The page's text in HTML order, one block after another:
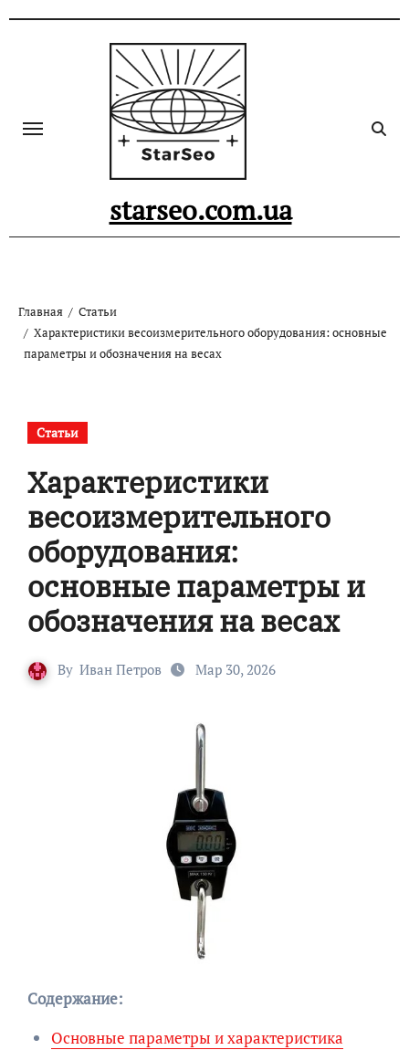
starseo.com.ua
Главная
Статьи
Характеристики весоизмерительного оборудования: основные
параметры и обозначения на весах
Статьи
Характеристики
весоизмерительного
оборудования:
основные параметры и
обозначения на весах
By Иван Петров Мар 30, 2026
Содержание:
Основные параметры и характеристика